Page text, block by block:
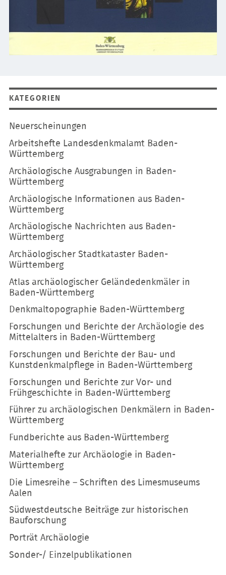
KATEGORIEN
Navigation
Neuerscheinungen
Arbeitshefte Landesdenkmalamt Baden-
Württemberg
Archäologische Ausgrabungen in Baden-
Württemberg
Archäologische Informationen aus Baden-
Württemberg
Archäologische Nachrichten aus Baden-
Württemberg
Archäologischer Stadtkataster Baden-
Württemberg
Atlas archäologischer Geländedenkmäler in
Baden-Württemberg
Denkmaltopographie Baden-Württemberg
Forschungen und Berichte der Archäologie des
Mittelalters in Baden-Württemberg
Forschungen und Berichte der Bau- und
Kunstdenkmalpflege in Baden-Württemberg
Forschungen und Berichte zur Vor- und
Frühgeschichte in Baden-Württemberg
Führer zu archäologischen Denkmälern in Baden-
Württemberg
Fundberichte aus Baden-Württemberg
Materialhefte zur Archäologie in Baden-
Württemberg
Die Limesreihe – Schriften des Limesmuseums
Aalen
Südwestdeutsche Beiträge zur historischen
Bauforschung
Porträt Archäologie
Sonder-/ Einzelpublikationen